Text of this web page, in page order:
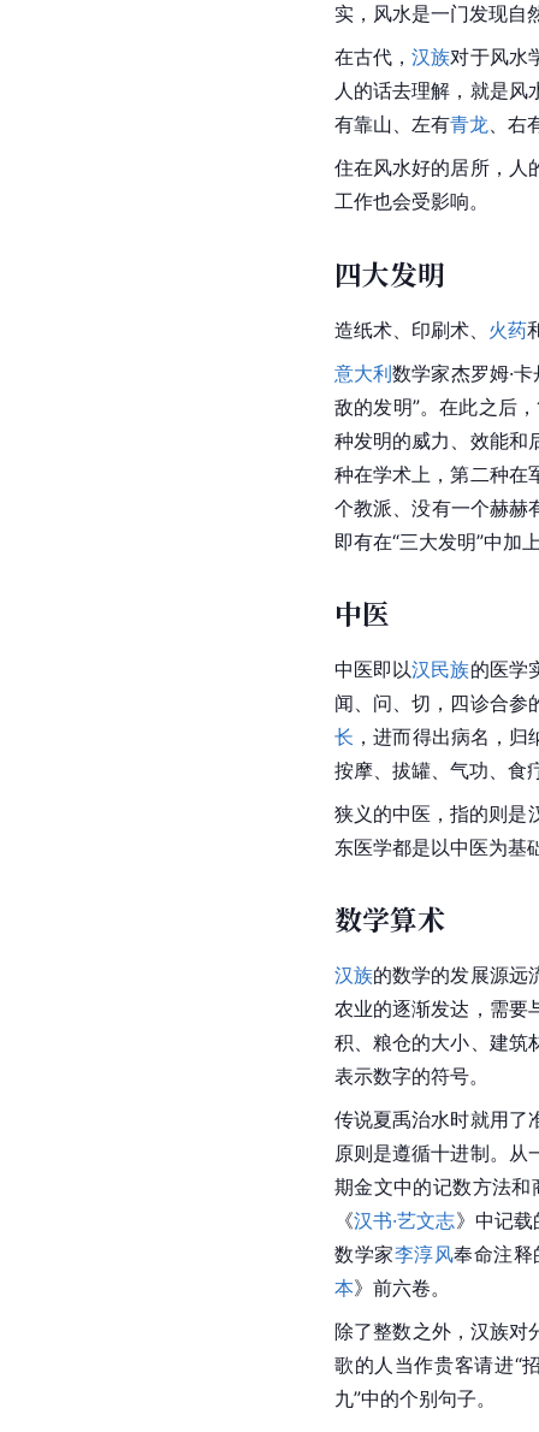
实，风水是一门发现自
在古代，汉族对于风水
人的话去理解，就是风
有靠山、左有青龙、右
住在风水好的居所，人
工作也会受影响。
四大发明
造纸术 、印刷术、 火药
意大利数学家杰罗姆·
敌的发明”。在此之后
种发明的威力、效能和
种在学术上，第二种在
个教派、没有一个赫赫
即有在“三大发明”中加
中医
中医即以汉民族的医学
闻、问、切，四诊合参
长 ，进而得出病名，归
按摩、拔罐、 气功 、食
狭义的中医，指的则是
东医学都是以中医为基
数学算术
汉族的数学的发展源远
农业的逐渐发达，需要
积、粮仓的大小、 建筑
表示数字的符号。
传说夏禹治水时就用了
原则是遵循十进制。从
期金文中的记数方法
《汉书·艺文志》中记
数学家李淳风奉命注释
本》前六卷。
除了整数之外，汉族对
歌的人当作贵客请进“
九”中的个别句子。